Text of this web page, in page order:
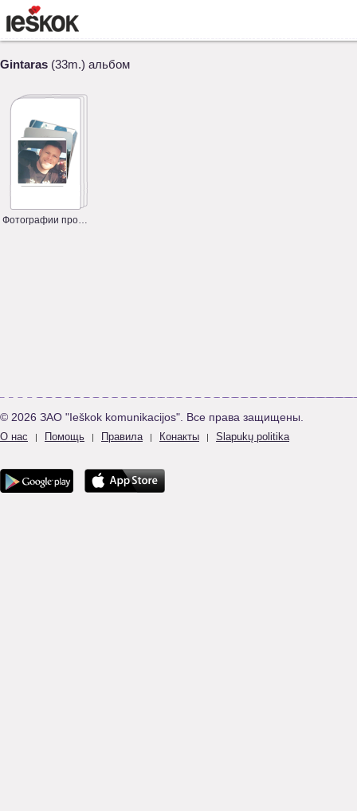
Gintaras (33m.) альбом
Фотографии профиля
© 2026 ЗАО "Ieškok komunikacijos". Все права защищены.
О нас | Помощь | Правила | Конакты | Slapukų politika